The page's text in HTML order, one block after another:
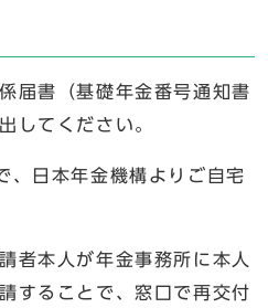
届書（基礎年金番号通知書
してください。
、日本年金機構よりご自宅
者本人が年金事務所に本人
することで、窓口で再交付